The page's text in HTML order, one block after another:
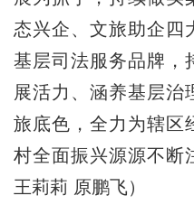
态兴企、文旅助企四
基层司法服务品牌，
展活力、涵养基层治
旅底色，全力为辖区
村全面振兴源源不断
王莉莉 原鹏飞）